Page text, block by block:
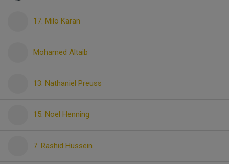
17. Milo Karan
Mohamed Altaib
13. Nathaniel Preuss
15. Noel Henning
7. Rashid Hussein